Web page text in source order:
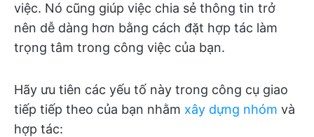
việc. Nó cũng giúp việc chia sẻ thông tin trở
nên dễ dàng hơn bằng cách đặt hợp tác làm
trọng tâm trong công việc của bạn.
Hãy ưu tiên các yếu tố này trong công cụ giao
tiếp tiếp theo của bạn nhằm xây dựng nhóm và
hợp tác: